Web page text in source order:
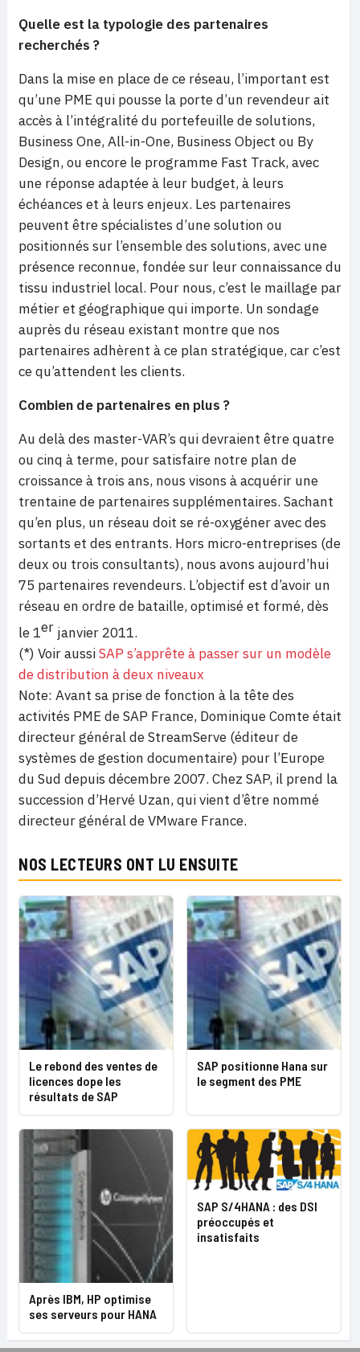
Quelle est la typologie des partenaires
recherchés ?
Dans la mise en place de ce réseau, l’important est
qu’une PME qui pousse la porte d’un revendeur ait
accès à l’intégralité du portefeuille de solutions,
Business One, All-in-One, Business Object ou By
Design, ou encore le programme Fast Track, avec
une réponse adaptée à leur budget, à leurs
échéances et à leurs enjeux. Les partenaires
peuvent être spécialistes d’une solution ou
positionnés sur l’ensemble des solutions, avec une
présence reconnue, fondée sur leur connaissance du
tissu industriel local. Pour nous, c’est le maillage par
métier et géographique qui importe. Un sondage
auprès du réseau existant montre que nos
partenaires adhèrent à ce plan stratégique, car c’est
ce qu’attendent les clients.
Combien de partenaires en plus ?
Au delà des master-VAR’s qui devraient être quatre
ou cinq à terme, pour satisfaire notre plan de
croissance à trois ans, nous visons à acquérir une
trentaine de partenaires supplémentaires. Sachant
qu’en plus, un réseau doit se ré-oxygéner avec des
sortants et des entrants. Hors micro-entreprises (de
deux ou trois consultants), nous avons aujourd’hui
75 partenaires revendeurs. L’objectif est d’avoir un
réseau en ordre de bataille, optimisé et formé, dès
le 1er janvier 2011.
(*) Voir aussiSAP s’apprête à passer sur un modèle
de distribution à deux niveaux
Note: Avant sa prise de fonction à la tête des
activités PME de SAP France, Dominique Comte était
directeur général de StreamServe (éditeur de
systèmes de gestion documentaire) pour l’Europe
du Sud depuis décembre 2007. Chez SAP, il prend la
succession d’Hervé Uzan, qui vient d’être nommé
directeur général de VMware France.
NOS LECTEURS ONT LU ENSUITE
Le rebond des ventes de
licences dope les
résultats de SAP
SAP positionne Hana sur
le segment des PME
Après IBM, HP optimise
ses serveurs pour HANA
SAP S/4HANA : des DSI
préoccupés et
insatisfaits